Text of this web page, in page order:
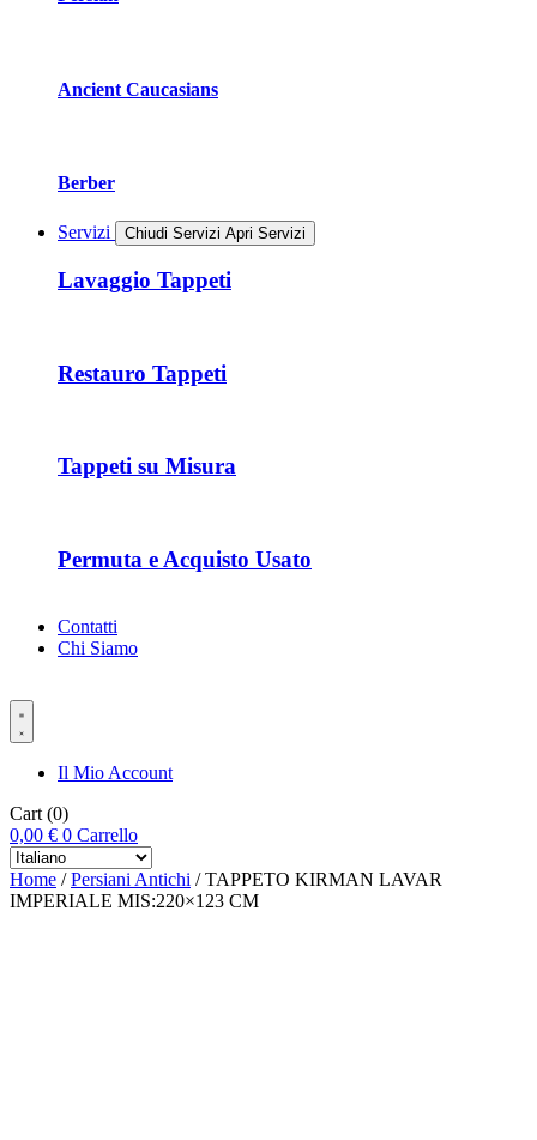
Ancient Caucasians
Berber
Servizi Chiudi Servizi Apri Servizi
Lavaggio Tappeti
Restauro Tappeti
Tappeti su Misura
Permuta e Acquisto Usato
Contatti
Chi Siamo
Il Mio Account
Cart (0)
0,00 € 0 Carrello
Home /Persiani Antichi / TAPPETO KIRMAN LAVAR
IMPERIALE MIS:220×123 CM